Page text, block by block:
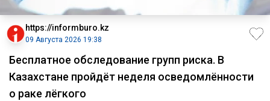
https://informburo.kz
09 Августа 2026 19:38
Бесплатное обследование групп риска. В
Казахстане пройдёт неделя осведомлённости
о раке лёгкого